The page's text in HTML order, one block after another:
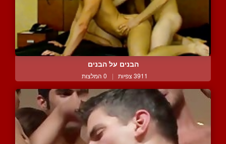
הבנים על הבנים
3911 צפיות | 0 המלצות